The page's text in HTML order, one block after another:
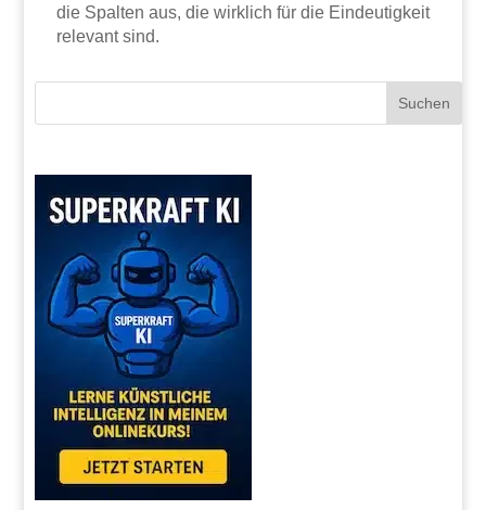
die Spalten aus, die wirklich für die Eindeutigkeit
relevant sind.